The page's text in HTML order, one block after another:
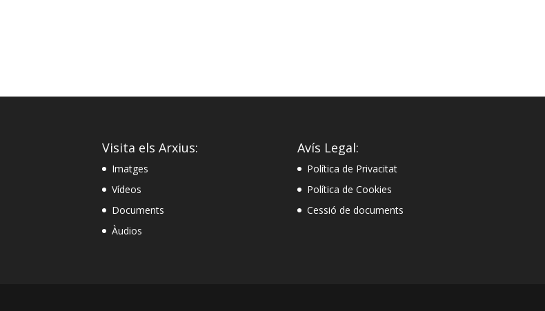
Visita els Arxius:
Imatges
Vídeos
Documents
Àudios
Avís Legal:
Política de Privacitat
Política de Cookies
Cessió de documents